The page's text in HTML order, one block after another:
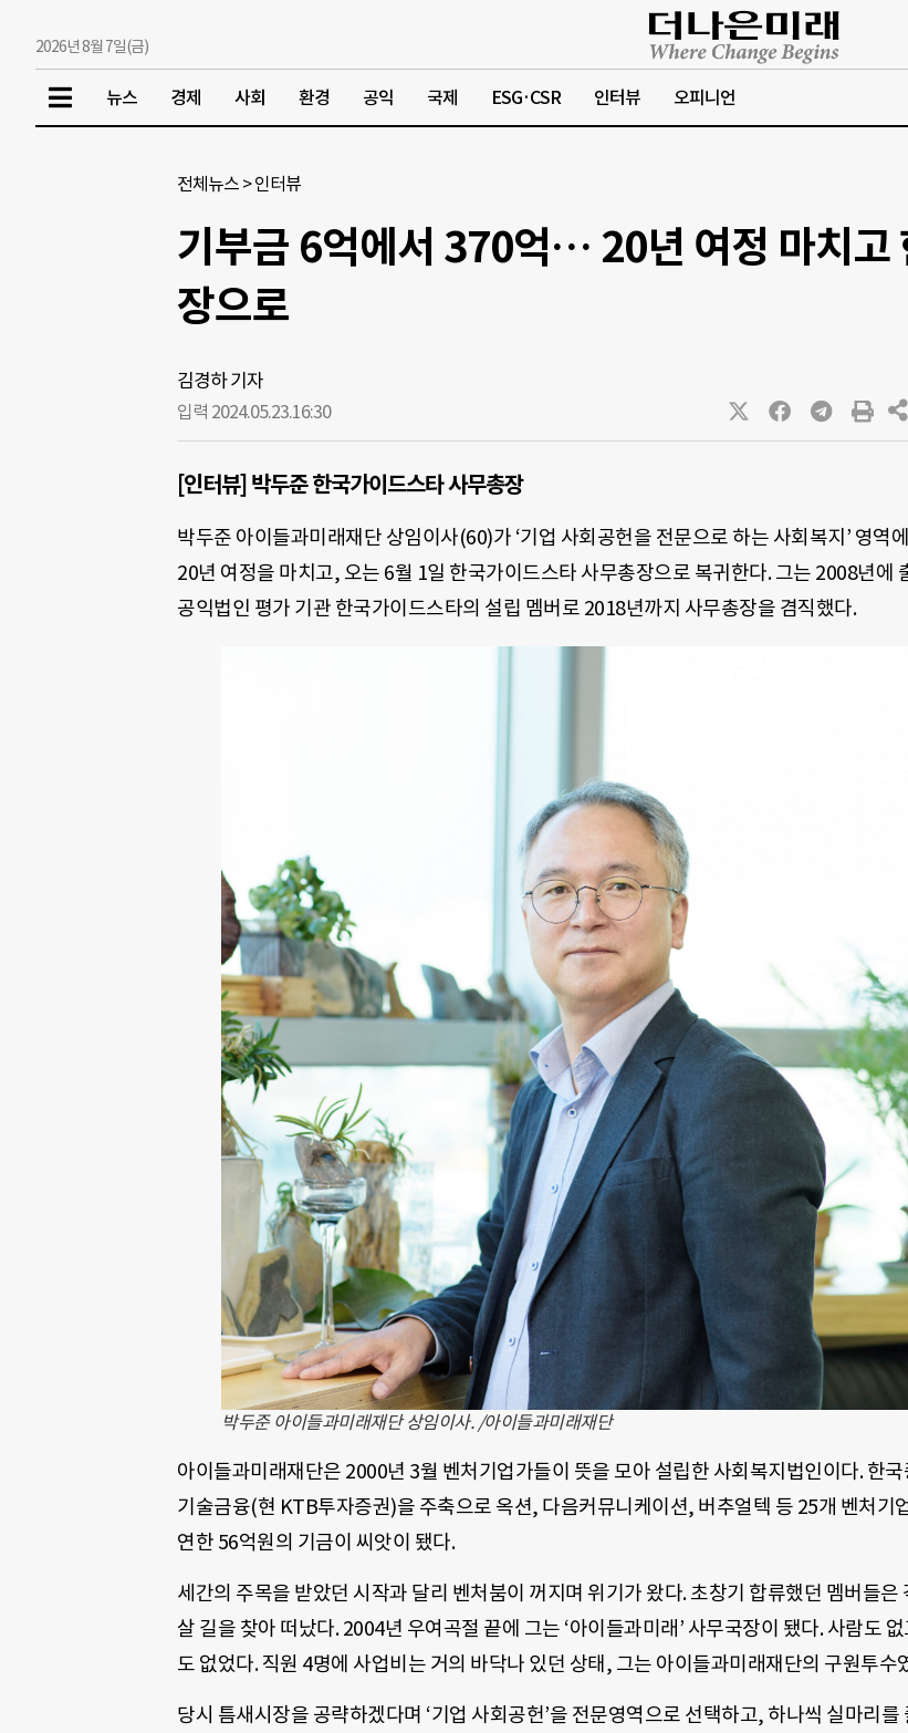
2026년 8월 7일(금)
뉴스 경제 사회 환경 공익 국제 ESG·CSR 인터뷰 오피니언
전체뉴스 >인터뷰
기부금 6억에서 370억… 20년 여정 마치고
장으로
김경하 기자
입력 2024.05.23.16:30
[인터뷰] 박두준 한국가이드스타 사무총장
박두준 아이들과미래재단 상임이사(60)가 ‘기업 사회공헌을 전문으로 하는 사회복지’ 영역
20년 여정을 마치고, 오는 6월 1일 한국가이드스타 사무총장으로 복귀한다. 그는 2008년에
공익법인 평가 기관 한국가이드스타의 설립 멤버로 2018년까지 사무총장을 겸직했다.
박두준 아이들과미래재단 상임이사. /아이들과미래재단
아이들과미래재단은 2000년 3월 벤처기업가들이 뜻을 모아 설립한 사회복지법인이다. 한국
기술금융(현 KTB투자증권)을 주축으로 옥션, 다음커뮤니케이션, 버추얼텍 등 25개 벤처기
연한 56억원의 기금이 씨앗이 됐다.
세간의 주목을 받았던 시작과 달리 벤처붐이 꺼지며 위기가 왔다. 초창기 합류했던 멤버들은
살 길을 찾아 떠났다. 2004년 우여곡절 끝에 그는 ‘아이들과미래’ 사무국장이 됐다. 사람도
도 없었다. 직원 4명에 사업비는 거의 바닥나 있던 상태, 그는 아이들과미래재단의 구원투수
당시 틈새시장을 공략하겠다며 ‘기업 사회공헌’을 전문영역으로 선택하고, 하나씩 실마리를